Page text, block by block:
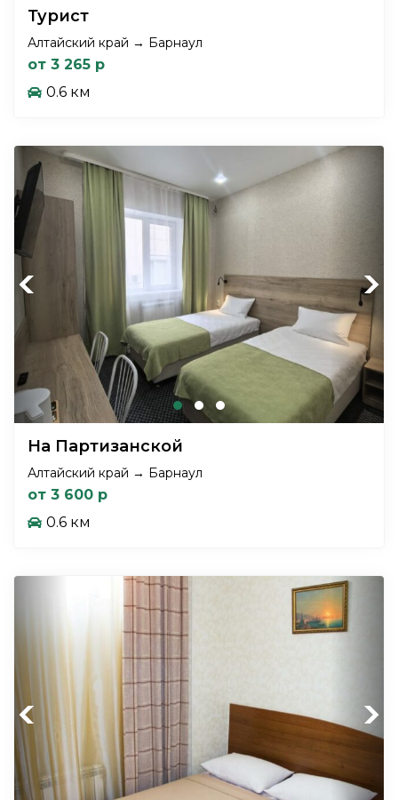
Турист
Алтайский край → Барнаул
от 3 265 р
0.6 км
Previous Next
На Партизанской
Алтайский край → Барнаул
от 3 600 р
0.6 км
Previous Next